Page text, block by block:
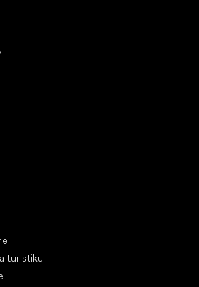
turistiku